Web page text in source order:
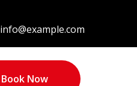
info@example.com
Book Now